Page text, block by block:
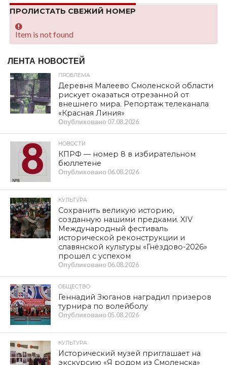
ПРОЛИСТАТЬ СВЕЖИЙ НОМЕР
Item is not found
ЛЕНТА НОВОСТЕЙ
ПРОБЛЕМА
Деревня Малеево Смоленской области
рискует оказаться отрезанной от
внешнего мира. Репортаж телеканала
«Красная Линия»
Опубликовано 07.08.2026
НОВОСТИ
КПРФ — номер 8 в избирательном
бюллетене
Опубликовано 06.08.2026
КУЛЬТУРА
Сохранить великую историю,
созданную нашими предками. XIV
Международный фестиваль
исторической реконструкции и
славянской культуры «Гнёздово-2026»
прошел с успехом
Опубликовано 06.08.2026
ОБЩЕСТВО
Геннадий Зюганов наградил призеров
турнира по волейболу
Опубликовано 05.08.2026
КУЛЬТУРА
Исторический музей приглашает на
экскурсию «Я родом из Смоленска»